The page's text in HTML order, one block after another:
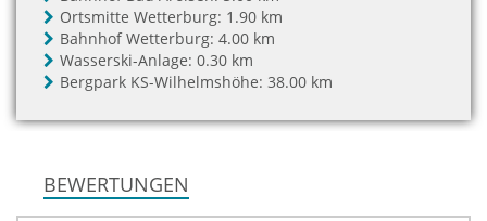
Ortsmitte Wetterburg: 1.90 km
Bahnhof Wetterburg: 4.00 km
Wasserski-Anlage: 0.30 km
Bergpark KS-Wilhelmshöhe: 38.00 km
BEWERTUNGEN